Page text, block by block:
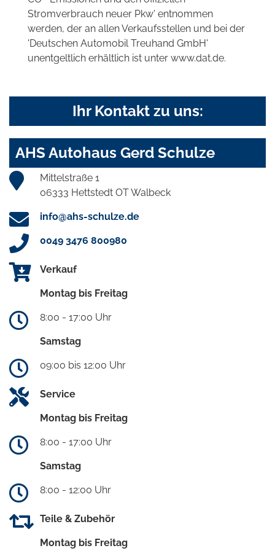
Stromverbrauch neuer Pkw' entnommen
werden, der an allen Verkaufsstellen und bei der
'Deutschen Automobil Treuhand GmbH'
unentgeltlich erhältlich ist unter www.dat.de.
Ihr Kontakt zu uns:
AHS Autohaus Gerd Schulze
Mittelstraße 1
06333 Hettstedt OT Walbeck
info@ahs-schulze.de
0049 3476 800980
Verkauf
Montag bis Freitag
8:00 - 17:00 Uhr
Samstag
09:00 bis 12:00 Uhr
Service
Montag bis Freitag
8:00 - 17:00 Uhr
Samstag
8:00 - 12:00 Uhr
Teile & Zubehör
Montag bis Freitag